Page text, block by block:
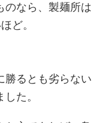
のなら、製麺所は
ど。
勝るとも劣らない
た。